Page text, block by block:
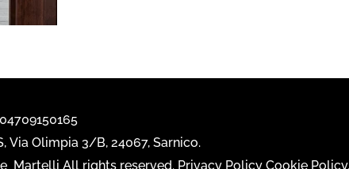
Via Olimpia 3/B, 24067, Sarnico.
All rights reserved. Privacy Policy Cookie Policy.